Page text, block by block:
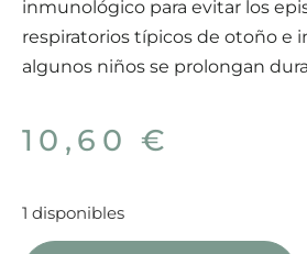
inmunológico para evitar los
respiratorios típicos de otoño e
algunos niños se prolongan
10,60€
1 disponibles